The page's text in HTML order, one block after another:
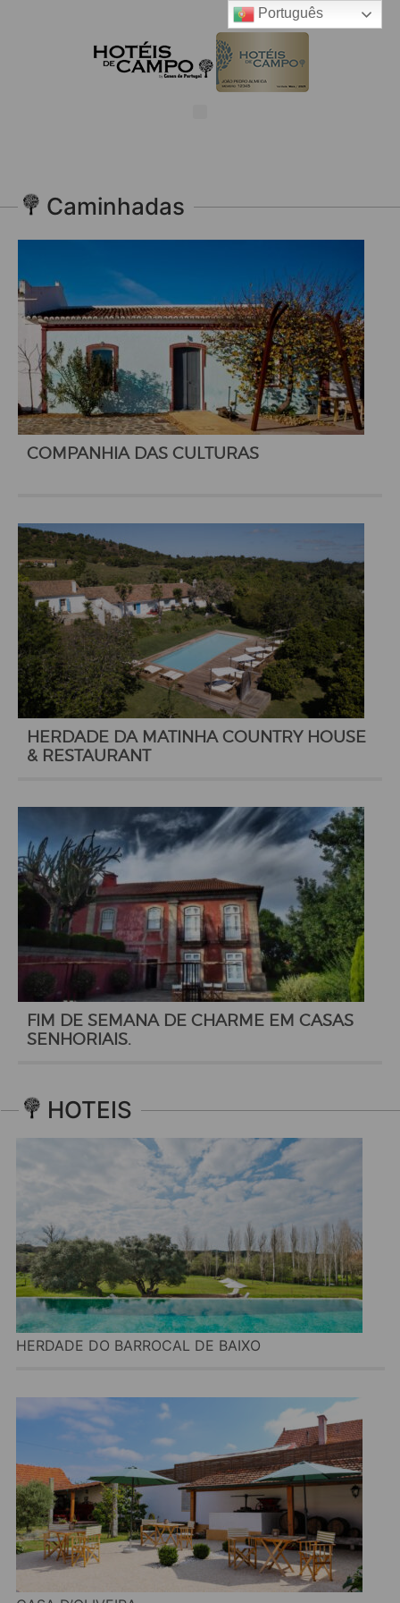
Caminhadas
COMPANHIA DAS CULTURAS
HERDADE DA MATINHA COUNTRY HOUSE
& RESTAURANT
FIM DE SEMANA DE CHARME EM CASAS
SENHORIAIS.
HOTEIS
HERDADE DO BARROCAL DE BAIXO
Português